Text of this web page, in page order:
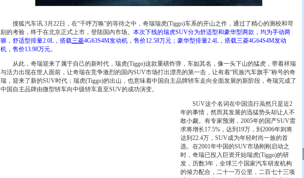
搜狐汽车讯 3月22日，在“千呼万唤”的等待之中，奇瑞瑞虎(Tiggo)车系的开山之作，通过了精心的测校和苛
刻的考验，终于在北京正式上市，登陆国内市场。 本次下线的瑞虎SUV分为舒适型和豪华型两款，均为手动两
驱，舒适型排量2.0L，搭载三菱4G63S4M发动机，售价12.58万元；豪华型排量2.4L，搭载三菱4G64S4M发动
机，售价13.98万元。
从此，奇瑞迎来了属于自己的新时代，瑞虎(Tiggo)这款重磅炸弹，车如其名，像一头下山的猛虎，带着祥瑞
与活力出现在世人面前，让奇瑞在竞争激烈的国内SUV市场打出漂亮的第一击，让有着“民族汽车旗手”称号的奇
瑞，迎来了新的SUV时代；瑞虎(Tiggo)的出山，也意味着中国自主品牌轿车走向全面发展的新阶段，奇瑞完成了
中国自主品牌由微型轿车向中级轿车直至SUV的成功演变。
SUV这个名词在中国流行虽然只是近2
年的事情，然而其发展的迅猛势头却让人不
敢小觑。有专家预测，2005年的国产SUV需
求将增长17.5%，达到19万，到2006年则将
达到22.4万，SUV成为年轻时尚一族的首
选。在2001年中国的SUV市场刚刚启动之
时，奇瑞已投入巨资开始瑞虎(Tiggo)的研
发，历数3年，全球三个国家汽车研发机构
的倾力配合，二十一万公里，二百七十三项